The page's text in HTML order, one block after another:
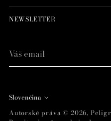
NEWSLETTER
email
Jazyk
Slovenčina
Autorské práva © 2026,